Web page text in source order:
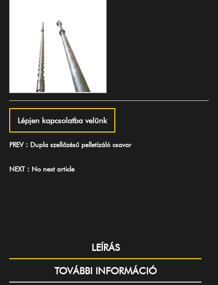
Lépjen kapcsolatba velünk
PREV：Dupla szellőzésű pelletizáló csavar
NEXT：No next article
LEÍRÁS
TOVÁBBI INFORMÁCIÓ